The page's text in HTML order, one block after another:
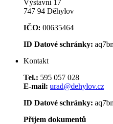
Výstavní 17
747 94 Děhylov
IČO: 00635464
ID Datové schránky:
Kontakt
Tel.: 595 057 028
E-mail: urad@dehylov.cz
ID Datové schránky:
Příjem dokumentů